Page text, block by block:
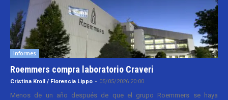
Informes
Roemmers compra laboratorio Craveri
Cristina Kroll / Florencia Lippo - 05/05/2026 20:00
Menos de un año después de que el grupo Roemmers se haya